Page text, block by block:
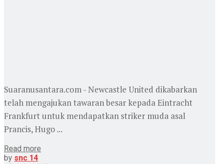
Suaranusantara.com - Newcastle United dikabarkan
telah mengajukan tawaran besar kepada Eintracht
Frankfurt untuk mendapatkan striker muda asal
Prancis, Hugo ...
Read more
by snc 14